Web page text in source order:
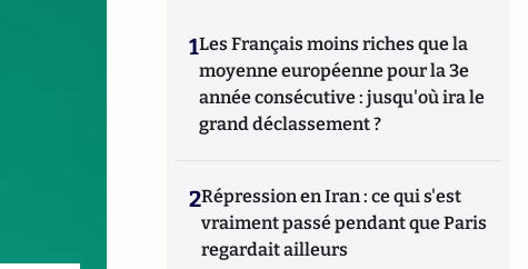
1Les Français moins riches que la
moyenne européenne pour la 3e
année consécutive : jusqu'où ira le
grand déclassement ?
2Répression en Iran : ce qui s'est
vraiment passé pendant que Paris
regardait ailleurs